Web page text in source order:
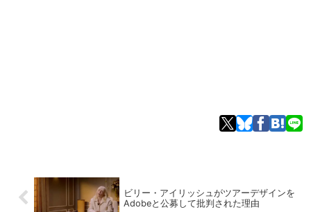
ビリー・アイリッシュがツアーデザインを
Adobeと公募して批判された理由